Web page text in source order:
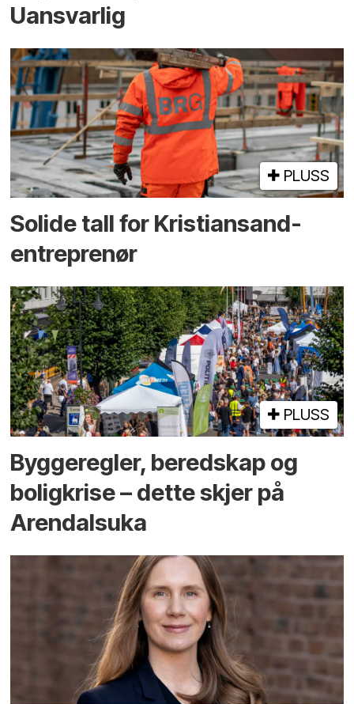
Uansvarlig
PLUSS
Solide tall for Kristiansand-
entreprenør
PLUSS
Bygge­regler, beredskap og
bolig­krise – dette skjer på
Arendals­uka